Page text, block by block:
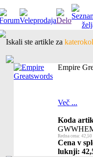
Iskali ste artikle za
Empire
Več ...
Koda
Redna cena: 42,50
Cena v
luknji: